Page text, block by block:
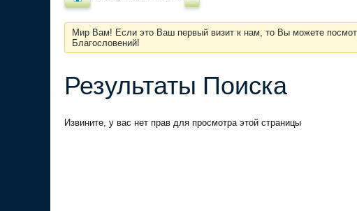
Мир Вам! Если это Ваш первый визит к нам, то Вы можете
Благословений!
Результаты Поиска
Извините, у вас нет прав для просмотра этой страницы